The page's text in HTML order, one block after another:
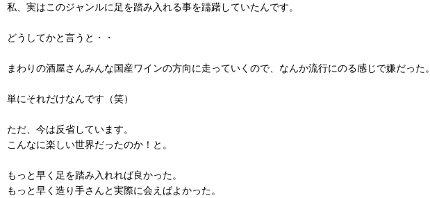
私、実はこのジャンルに足を踏み入れる事を躊躇していたんです。
どうしてかと言うと・・
まわりの酒屋さんみんな国産ワインの方向に走っていくので、なんか流行にのる感じで嫌だった。
単にそれだけなんです（笑）
ただ、今は反省しています。
こんなに楽しい世界だったのか！と。
もっと早く足を踏み入れれば良かった。
もっと早く造り手さんと実際に会えばよかった。